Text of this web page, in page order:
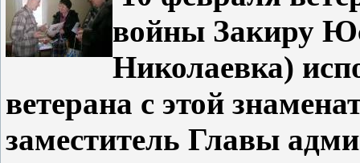
войны Закиру
Николаевка)
ветерана с этой
заместитель Главы